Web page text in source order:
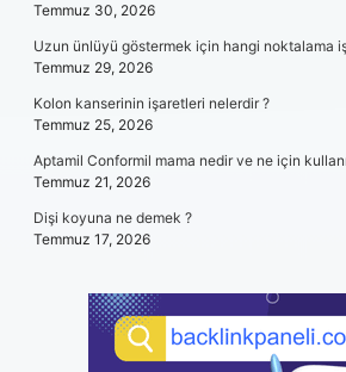
Temmuz 30, 2026
Uzun ünlüyü göstermek için hangi noktalama
Temmuz 29, 2026
Kolon kanserinin işaretleri nelerdir ?
Temmuz 25, 2026
Aptamil Conformil mama nedir ve ne için
Temmuz 21, 2026
Dişi koyuna ne demek ?
Temmuz 17, 2026